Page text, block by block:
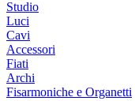
Studio
Luci
Cavi
Accessori
Fiati
Archi
Fisarmoniche e Organetti